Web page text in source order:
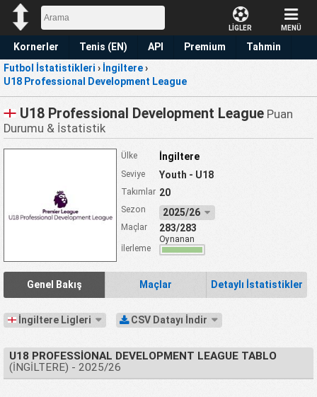
LİGLER MENÜ
Kornerler Tenis (EN) API Premium
Tahmin
Futbol İstatistikleri › İngiltere›
U18 Professional Development League
U18 Professional Development League Puan
Durumu & İstatistik
Ülke İngiltere
Seviye Youth - U18
Takımlar 20
Sezon 2025/26
Maçlar 283/283
Oynanan
İlerleme
Genel Bakış Maçlar Detaylı İstatistikler
İngiltere Ligleri CSV Datayı İndir
U18 PROFESSIONAL DEVELOPMENT LEAGUE TABLO
(İNGILTERE) - 2025/26